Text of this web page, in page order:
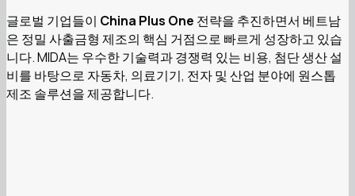
글로벌 기업들이 China Plus One 전략을 추진하면서 베트남
은 정밀 사출금형 제조의 핵심 거점으로 빠르게 성장하고 있습
니다. MIDA는 우수한 기술력과 경쟁력 있는 비용, 첨단 생산 설
비를 바탕으로 자동차, 의료기기, 전자 및 산업 분야에 원스톱
제조 솔루션을 제공합니다.